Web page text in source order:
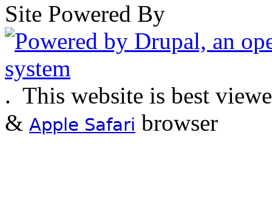
Site Powered By
. This website is best
& Apple Safari browser